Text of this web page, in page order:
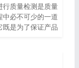
行质量检测是质量
中必不可少的一道
既是为了保证产品
规定，更是为了